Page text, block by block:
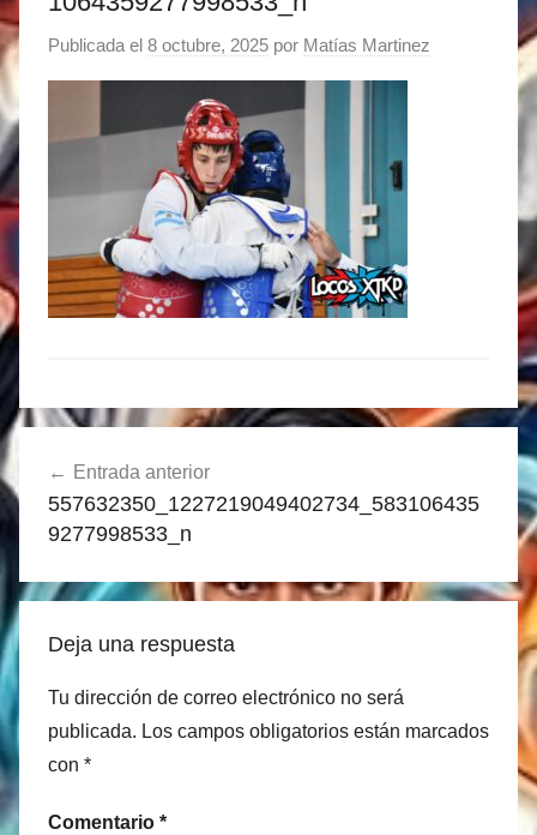
Publicada el 8 octubre, 2025 por Matías Martinez
de
entradas
Entrada anterior
557632350_1227219049402734_583106435
9277998533_n
Deja una respuesta
Tu dirección de correo electrónico no será
publicada. Los campos obligatorios están marcados
con *
Comentario *